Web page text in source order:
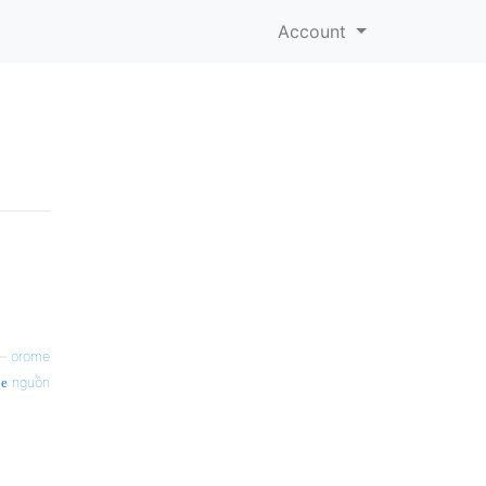
Account
orome
nguồn